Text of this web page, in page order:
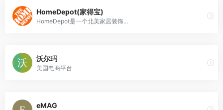
HomeDepot(家得宝)
HomeDepot是一个北美家居装饰...
沃尔玛
美国电商平台
eMAG